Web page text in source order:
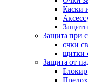
Каски
Защита при
очки
щитки
Защита от